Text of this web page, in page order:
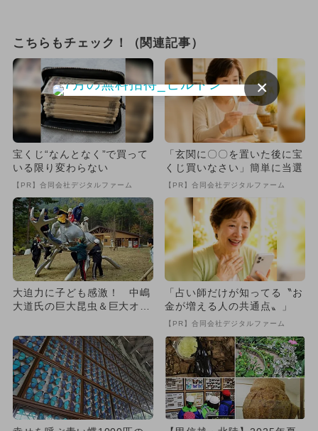
こちらもチェック！（関連記事）
宝くじ“なんとなく”で買って
いる限り変わらない
【PR】合同会社デジタルファーム
「玄関に〇〇を置いた後に宝
くじ買いなさい」簡単に当選
【PR】合同会社デジタルファーム
大迫力に子ども感激！ 中嶋
大道氏の巨大昆虫＆巨大オブ
「占い師だけが知ってる〝お
金が増える人の共通点〟」
【PR】合同会社デジタルファーム
×